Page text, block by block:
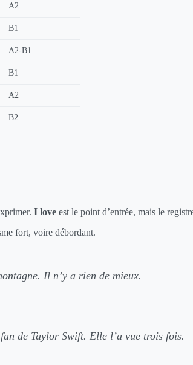
A2
B1
A2-B1
B1
A2
B2
I love est le point d’entrée, mais le
fort, voire débordant.
Il n’y a rien de mieux.
de Taylor Swift. Elle l’a vue trois fois.